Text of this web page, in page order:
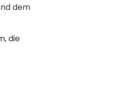
dem
die